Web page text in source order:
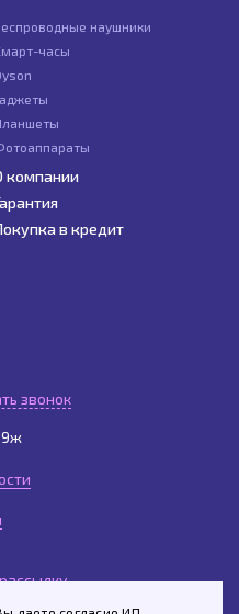
наушники
часы
компании
в кредит
звонок
9ж